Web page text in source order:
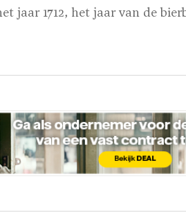
jaar 1712, het jaar van de